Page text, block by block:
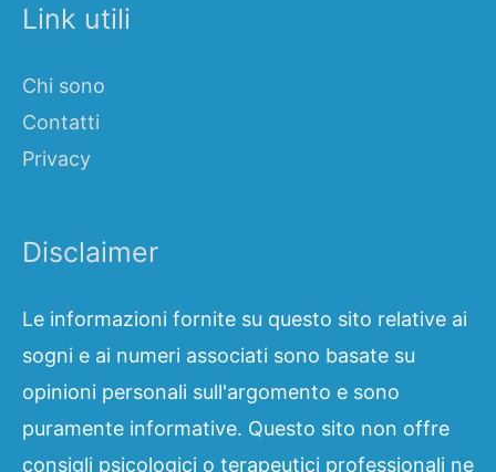
Link utili
Chi sono
Contatti
Privacy
Disclaimer
Le informazioni fornite su questo sito relative ai
sogni e ai numeri associati sono basate su
opinioni personali sull'argomento e sono
puramente informative. Questo sito non offre
consigli psicologici o terapeutici professionali ne